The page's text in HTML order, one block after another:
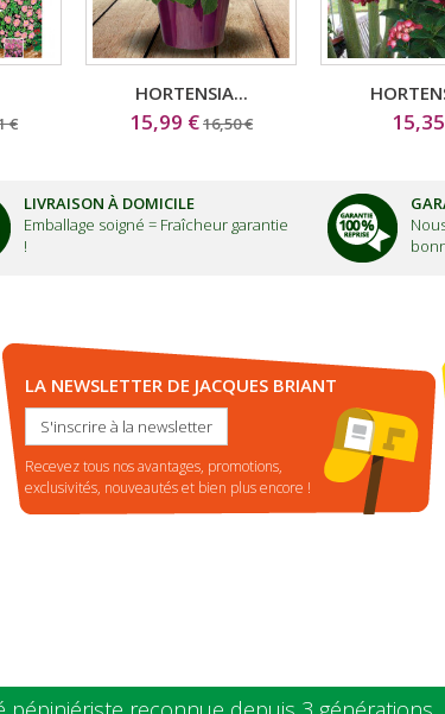
€
HORTENSIA...
15,99 €16,50 €
LIVRAISON À DOMICILE
Emballage soigné = Fraîcheur garantie
!
LA NEWSLETTER DE JACQUES BRIANT
S'inscrire à la newsletter
Recevez tous nos avantages, promotions,
exclusivités, nouveautés et bien plus encore !